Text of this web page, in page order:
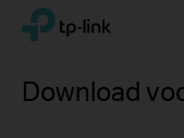
Click
navigation
TP-Link, Reliably Smart
Download